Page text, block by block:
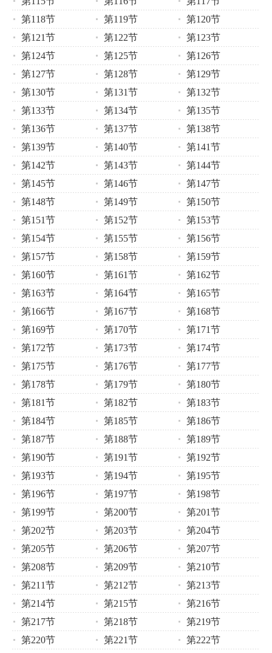
第118节
第119节
第120节
第121节
第122节
第123节
第124节
第125节
第126节
第127节
第128节
第129节
第130节
第131节
第132节
第133节
第134节
第135节
第136节
第137节
第138节
第139节
第140节
第141节
第142节
第143节
第144节
第145节
第146节
第147节
第148节
第149节
第150节
第151节
第152节
第153节
第154节
第155节
第156节
第157节
第158节
第159节
第160节
第161节
第162节
第163节
第164节
第165节
第166节
第167节
第168节
第169节
第170节
第171节
第172节
第173节
第174节
第175节
第176节
第177节
第178节
第179节
第180节
第181节
第182节
第183节
第184节
第185节
第186节
第187节
第188节
第189节
第190节
第191节
第192节
第193节
第194节
第195节
第196节
第197节
第198节
第199节
第200节
第201节
第202节
第203节
第204节
第205节
第206节
第207节
第208节
第209节
第210节
第211节
第212节
第213节
第214节
第215节
第216节
第217节
第218节
第219节
第220节
第221节
第222节